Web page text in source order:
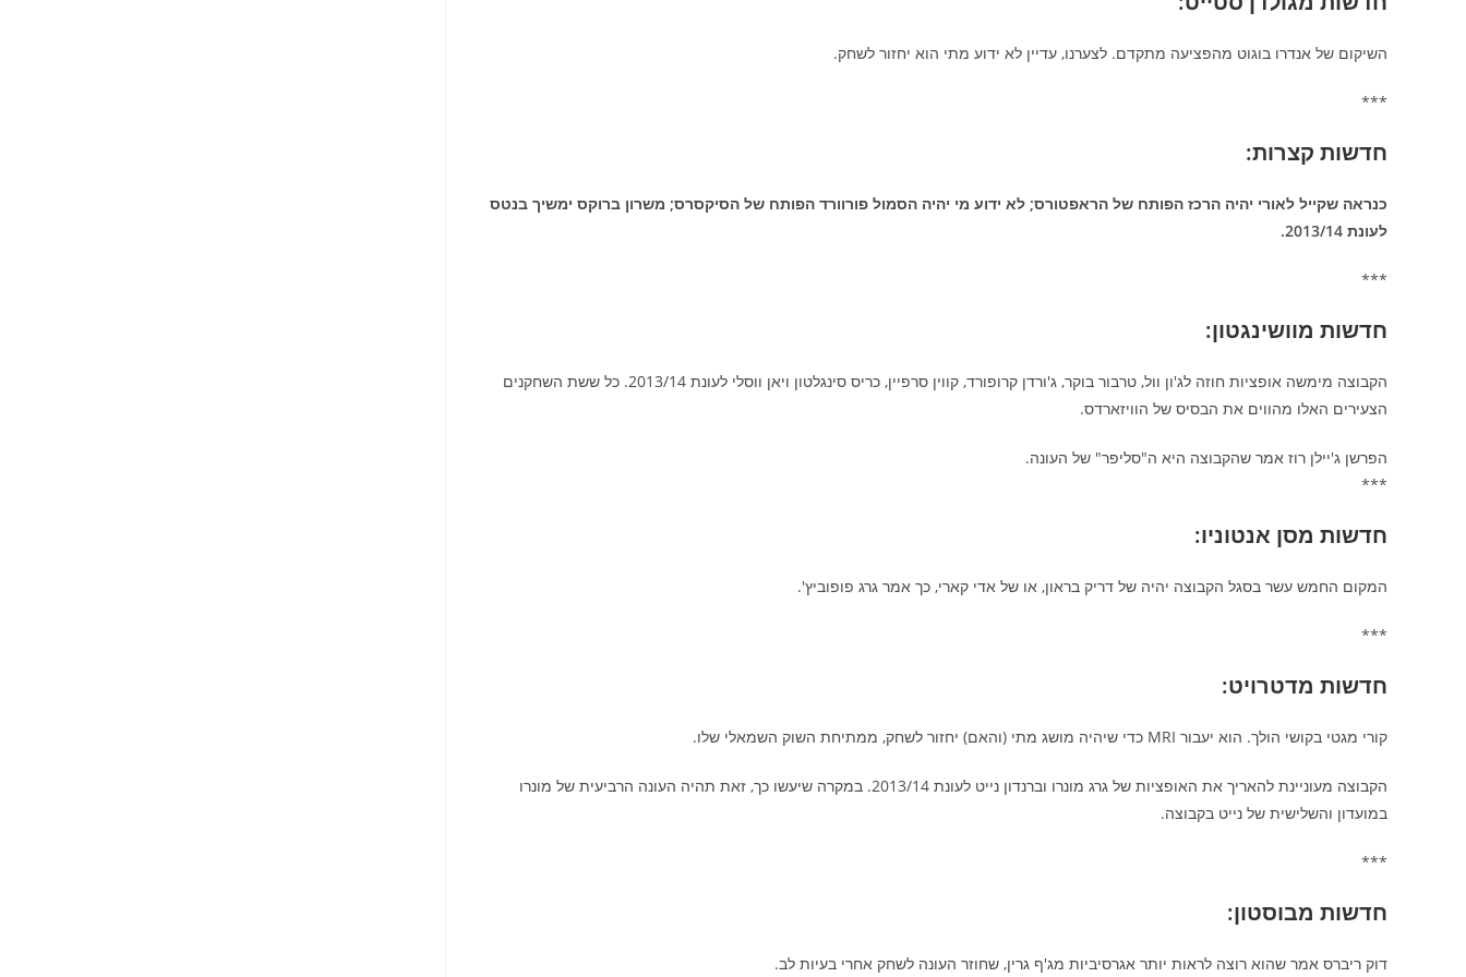
השיקום של אנדרו בוגוט מהפציעה מתקדם. לצערנו, עדיין לא ידוע מתי הוא יחזור לשחק.
***
חדשות קצרות:
כנראה שקייל לאורי יהיה הרכז הפותח של הראפטורס; לא ידוע מי יהיה הסמול פורוורד הפותח של הסיקסרס; משרון ברוקס ימשיך בנטס
לעונת 2013/14.
***
חדשות מוושינגטון:
הקבוצה מימשה אופציות חוזה לג'ון וול, טרבור בוקר, ג'ורדן קרופורד, קווין סרפיין, כריס סינגלטון ויאן ווסלי לעונת 2013/14. כל ששת השחקנים
הצעירים האלו מהווים את הבסיס של הוויזארדס.
הפרשן ג'יילן רוז אמר שהקבוצה היא ה"סליפר" של העונה.
***
חדשות מסן אנטוניו:
המקום החמש עשר בסגל הקבוצה יהיה של דריק בראון, או של אדי קארי, כך אמר גרג פופוביץ'.
***
חדשות מדטרויט:
קורי מגטי בקושי הולך. הוא יעבור MRI כדי שיהיה מושג מתי (והאם) יחזור לשחק, ממתיחת השוק השמאלי שלו.
הקבוצה מעוניינת להאריך את האופציות של גרג מונרו וברנדון נייט לעונת 2013/14. במקרה שיעשו כך, זאת תהיה העונה הרביעית של מונרו
במועדון והשלישית של נייט בקבוצה.
***
חדשות מבוסטון:
דוק ריברס אמר שהוא רוצה לראות יותר אגרסיביות מג'ף גרין, שחוזר העונה לשחק אחרי בעיות לב.